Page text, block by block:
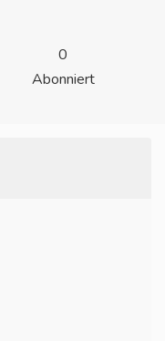
0
Abonniert